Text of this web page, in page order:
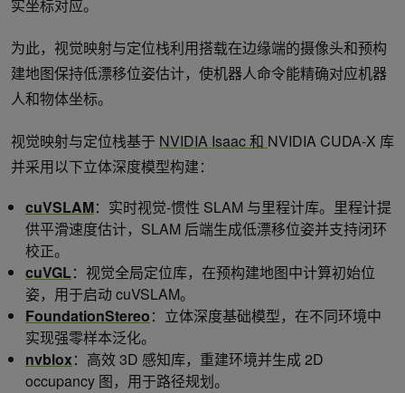
实坐标对应。
为此，视觉映射与定位栈利用搭载在边缘端的摄像头和预构
建地图保持低漂移位姿估计，使机器人命令能精确对应机器
人和物体坐标。
视觉映射与定位栈基于 NVIDIA Isaac 和 NVIDIA CUDA-X 库
并采用以下立体深度模型构建：
cuVSLAM：实时视觉-惯性 SLAM 与里程计库。里程计提
供平滑速度估计，SLAM 后端生成低漂移位姿并支持闭环
校正。
cuVGL：视觉全局定位库，在预构建地图中计算初始位
姿，用于启动 cuVSLAM。
FoundationStereo：立体深度基础模型，在不同环境中
实现强零样本泛化。
nvblox：高效 3D 感知库，重建环境并生成 2D
occupancy 图，用于路径规划。